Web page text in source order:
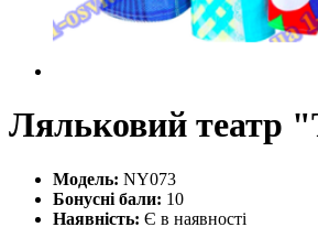
Ляльковий театр
Модель: NY073
Бонусні бали: 10
Наявність: Є в наявності